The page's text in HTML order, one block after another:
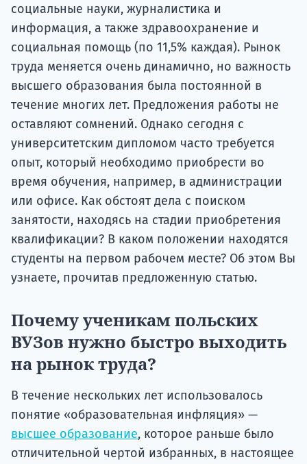
социальные науки, журналистика и
информация, а также здравоохранение и
социальная помощь (по 11,5% каждая). Рынок
труда меняется очень динамично, но важность
высшего образования была постоянной в
течение многих лет. Предложения работы не
оставляют сомнений. Однако сегодня с
университетским дипломом часто требуется
опыт, который необходимо приобрести во
время обучения, например, в администрации
или офисе. Как обстоят дела с поиском
занятости, находясь на стадии приобретения
квалификации? В каком положении находятся
студенты на первом рабочем месте? Об этом Вы
узнаете, прочитав предложенную статью.
Почему ученикам польских
ВУЗов нужно быстро выходить
на рынок труда?
В течение нескольких лет использовалось
понятие «образовательная инфляция» —
высшее образование, которое раньше было
отличительной чертой избранных, в настоящее